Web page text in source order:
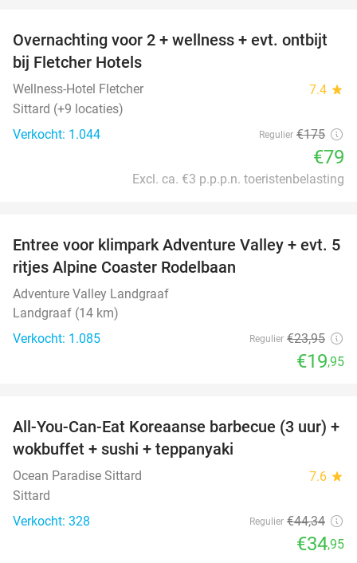
55%
Overnachting voor 2 + wellness + evt. ontbijt
bij Fletcher Hotels
Wellness-Hotel Fletcher 7.4 star
Sittard (+9 locaties)
Verkocht: 1.044
Regulier €175
€79
Excl. ca. €3 p.p.p.n. toeristenbelasting
17%
Entree voor klimpark Adventure Valley + evt. 5
ritjes Alpine Coaster Rodelbaan
Adventure Valley Landgraaf
Landgraaf (14 km)
Verkocht: 1.085
Regulier €23,95
€19,95
21%
All-You-Can-Eat Koreaanse barbecue (3 uur) +
wokbuffet + sushi + teppanyaki
Ocean Paradise Sittard 7.6 star
Sittard
Verkocht: 328
Regulier €44,34
€34,95